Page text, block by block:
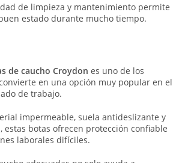
de limpieza y mantenimiento permite
estado durante mucho tiempo.
de caucho Croydon es uno de los
en una opción muy popular en el
de trabajo.
impermeable, suela antideslizante y
botas ofrecen protección confiable
laborales difíciles.